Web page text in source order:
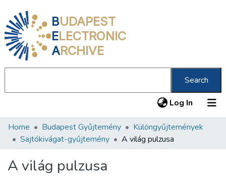
BUDAPEST
ELECTRONIC
ARCHIVE
Search
Log In (current)
Communities & Collections
Statistics
Home Budapest Gyűjtemény
Különgyűjtemények
Sajtókivágat-gyűjtemény
A világ pulzusa
A világ pulzusa